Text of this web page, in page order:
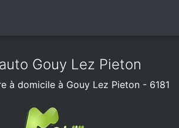
Gouy Lez Pieton
à domicile à Gouy Lez Pieton - 6181